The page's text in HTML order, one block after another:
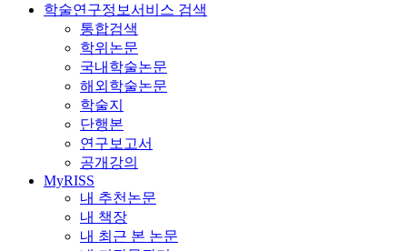
학술연구정보서비스 검색
통합검색
학위논문
국내학술논문
해외학술논문
학술지
단행본
연구보고서
공개강의
MyRISS
내 추천논문
내 책장
내 최근 본 논문